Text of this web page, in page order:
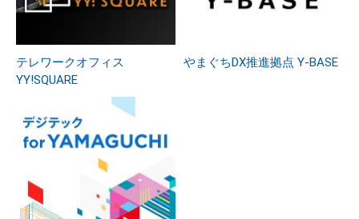
テレワークオフィス
YY!SQUARE
やまぐちDX推進拠点 Y-BASE